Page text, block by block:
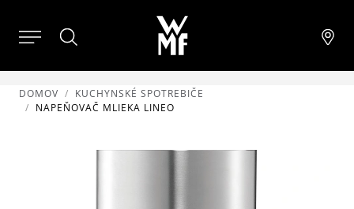
DOMOV
KUCHYNSKÉ SPOTREBIČE
NAPEŇOVAČ MLIEKA LINEO